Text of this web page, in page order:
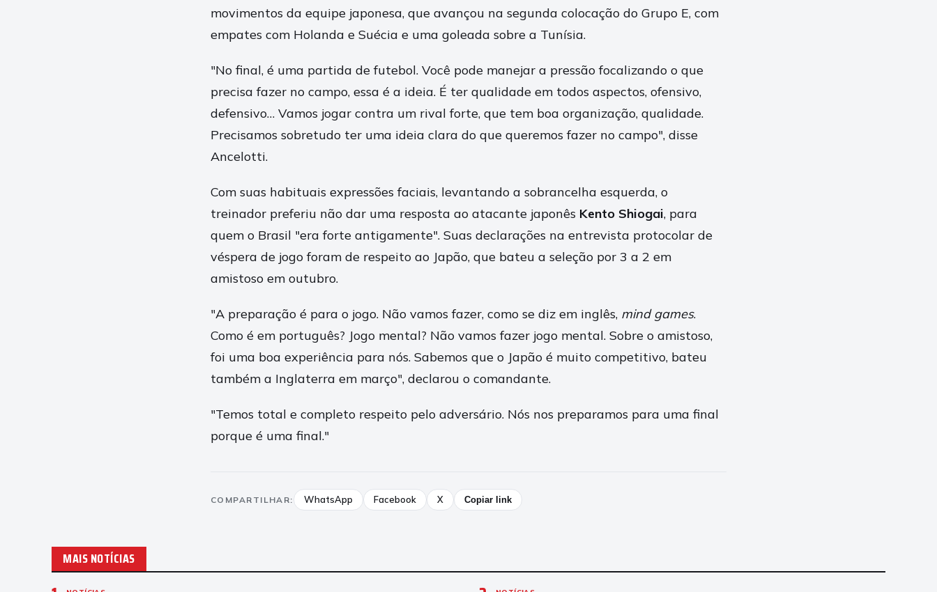
movimentos da equipe japonesa, que avançou na segunda colocação do Grupo E, com
empates com Holanda e Suécia e uma goleada sobre a Tunísia.
"No final, é uma partida de futebol. Você pode manejar a pressão focalizando o que
precisa fazer no campo, essa é a ideia. É ter qualidade em todos aspectos, ofensivo,
defensivo… Vamos jogar contra um rival forte, que tem boa organização, qualidade.
Precisamos sobretudo ter uma ideia clara do que queremos fazer no campo", disse
Ancelotti.
Com suas habituais expressões faciais, levantando a sobrancelha esquerda, o
treinador preferiu não dar uma resposta ao atacante japonês Kento Shiogai, para
quem o Brasil "era forte antigamente". Suas declarações na entrevista protocolar de
véspera de jogo foram de respeito ao Japão, que bateu a seleção por 3 a 2 em
amistoso em outubro.
"A preparação é para o jogo. Não vamos fazer, como se diz em inglês, mind games.
Como é em português? Jogo mental? Não vamos fazer jogo mental. Sobre o amistoso,
foi uma boa experiência para nós. Sabemos que o Japão é muito competitivo, bateu
também a Inglaterra em março", declarou o comandante.
"Temos total e completo respeito pelo adversário. Nós nos preparamos para uma final
porque é uma final."
COMPARTILHAR: WhatsApp Facebook X Copiar link
MAIS NOTÍCIAS